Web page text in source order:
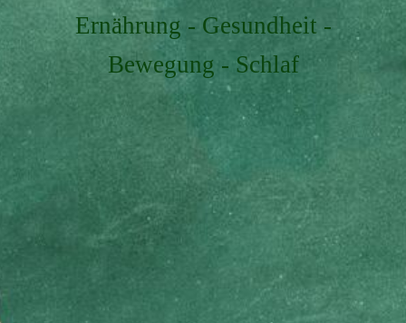
Ernährung - Gesundheit -
Bewegung - Schlaf